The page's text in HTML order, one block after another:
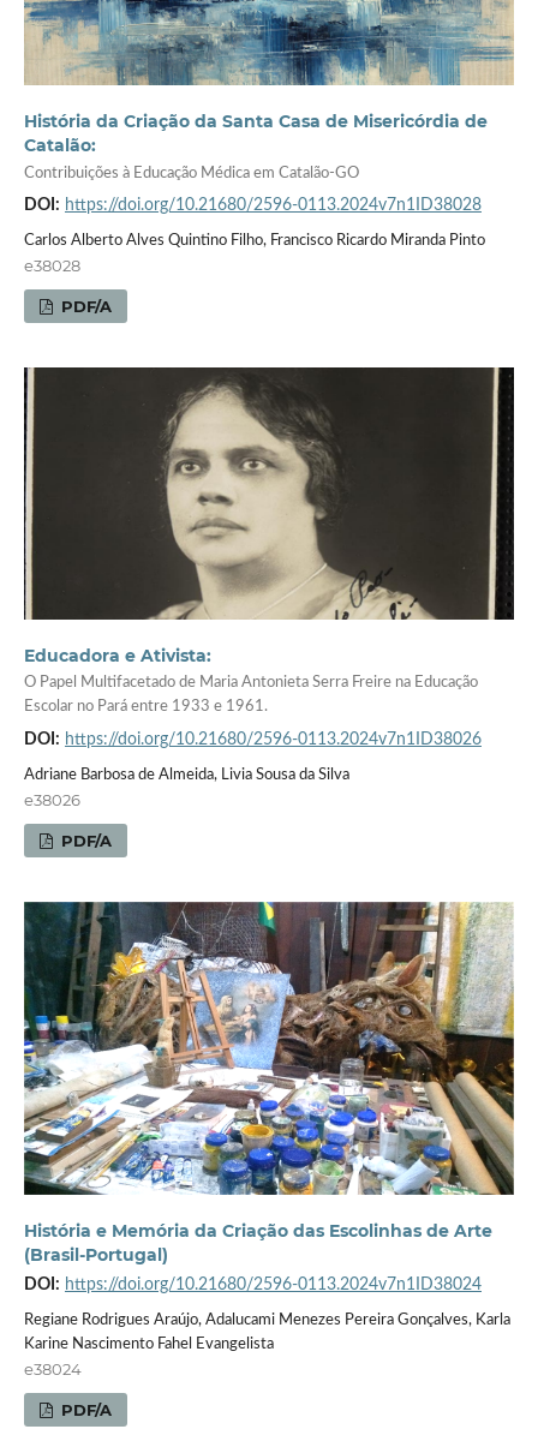
História da Criação da Santa Casa de Misericórdia de
Catalão:
Contribuições à Educação Médica em Catalão-GO
DOI: https://doi.org/10.21680/2596-0113.2024v7n1ID38028
Carlos Alberto Alves Quintino Filho, Francisco Ricardo Miranda Pinto
e38028
PDF/A
Educadora e Ativista:
O Papel Multifacetado de Maria Antonieta Serra Freire na Educação
Escolar no Pará entre 1933 e 1961.
DOI: https://doi.org/10.21680/2596-0113.2024v7n1ID38026
Adriane Barbosa de Almeida, Livia Sousa da Silva
e38026
PDF/A
História e Memória da Criação das Escolinhas de Arte
(Brasil-Portugal)
DOI: https://doi.org/10.21680/2596-0113.2024v7n1ID38024
Regiane Rodrigues Araújo, Adalucami Menezes Pereira Gonçalves, Karla
Karine Nascimento Fahel Evangelista
e38024
PDF/A